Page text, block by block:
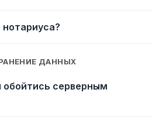
ДАННЫХ
обойтись серверным